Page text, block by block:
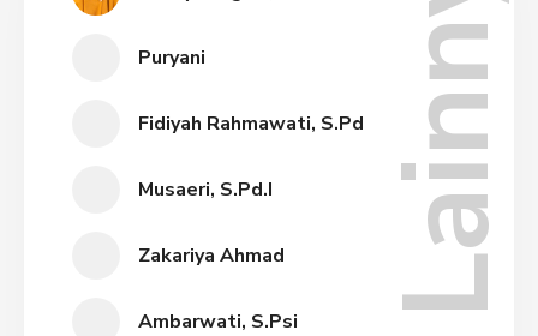
Lainnya
Puryani
Fidiyah Rahmawati, S.Pd
Musaeri, S.Pd.I
Zakariya Ahmad
Ambarwati, S.Psi